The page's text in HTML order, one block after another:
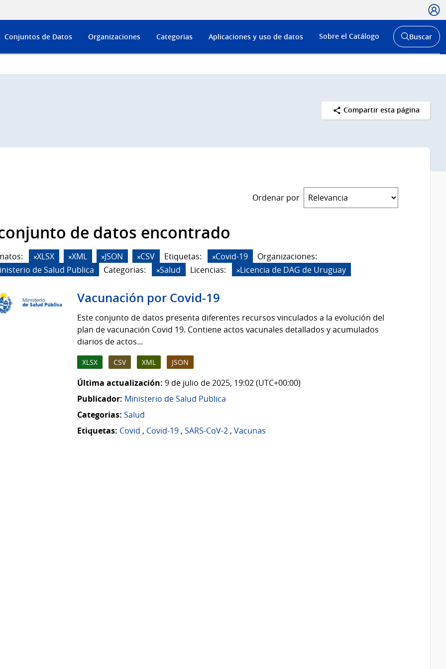
Menú
de
Conjuntos de Datos Organizaciones Categorias Aplicaciones y uso de datos Sobre el Catálogo
Abrir
buscador
Buscar
Compartir esta página
Ordenar por
de datos encontrado
XLSX XML JSON CSV Etiquetas: Covid-19
Organizaciones:
de Salud Publica
Categorias: Salud Licencias: Licencia de DAG de Uruguay
Vacunación por Covid-19
Este conjunto de datos presenta diferentes recursos vinculados a la evolución del
plan de vacunación Covid 19. Contiene actos vacunales detallados y acumulados
diarios de actos...
XLSX CSV XML JSON
Última actualización: 9 de julio de 2025, 19:02 (UTC+00:00)
Publicador: Ministerio de Salud Publica
Categorias: Salud
Etiquetas: Covid , Covid-19, SARS-CoV-2, Vacunas